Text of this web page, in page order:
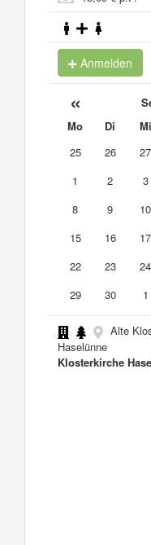
Anmelden
«
Mo Di Mi
25
26 27
1
2 3
8
9 10
15
16 17
22
23 24
29
30 1
Alte
Haselünne
Klosterkirche